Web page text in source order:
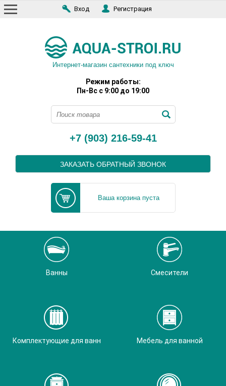
Вход Регистрация
Интернет-магазин сантехники под ключ
Режим работы:
Пн-Вс с 9:00 до 19:00
+7 (903) 216-59-41
ЗАКАЗАТЬ ОБРАТНЫЙ ЗВОНОК
Ваша корзина пуста
Ванны Смесители
Комплектующие для ванн Мебель для ванной